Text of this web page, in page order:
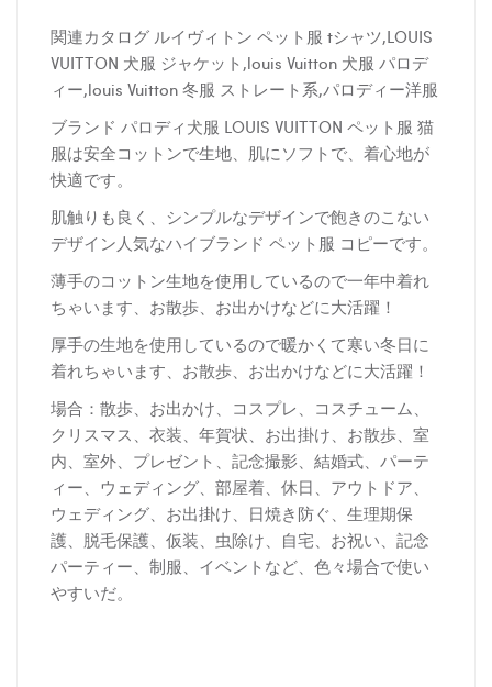
関連カタログ ルイヴィトン ペット服 tシャツ,LOUIS
VUITTON 犬服 ジャケット,louis Vuitton 犬服 パロデ
ィー,louis Vuitton 冬服 ストレート系,パロディー洋服
ブランド パロディ犬服 LOUIS VUITTON ペット服 猫
服は安全コットンで生地、肌にソフトで、着心地が
快適です。
肌触りも良く、シンプルなデザインで飽きのこない
デザイン人気なハイブランド ペット服 コピーです。
薄手のコットン生地を使用しているので一年中着れ
ちゃいます、お散歩、お出かけなどに大活躍！
厚手の生地を使用しているので暖かくて寒い冬日に
着れちゃいます、お散歩、お出かけなどに大活躍！
場合：散歩、お出かけ、コスプレ、コスチューム、
クリスマス、衣装、年賀状、お出掛け、お散歩、室
内、室外、プレゼント、記念撮影、結婚式、パーテ
ィー、ウェディング、部屋着、休日、アウトドア、
ウェディング、お出掛け、日焼き防ぐ、生理期保
護、脱毛保護、仮装、虫除け、自宅、お祝い、記念
パーティー、制服、イベントなど、色々場合で使い
やすいだ。